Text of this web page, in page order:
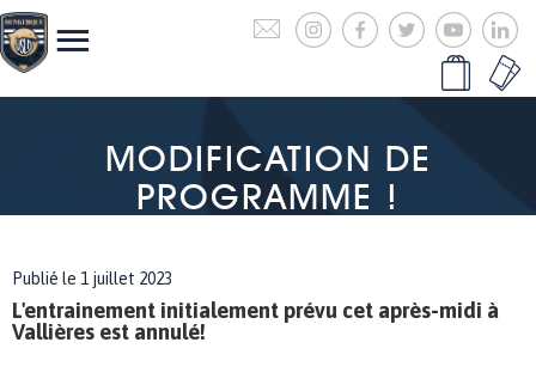
MODIFICATION DE
PROGRAMME !
Publié le 1 juillet 2023
L'entrainement initialement prévu cet après-midi à
Vallières est annulé!